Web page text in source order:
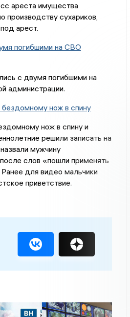
ареста имущества
производству сухариков,
арест.
погибшими на СВО
с двумя погибшими на
администрации.
нож в спину
нож в спину и
решили записать на
мужчину
слов «пошли применять
для видео мальчики
приветствие.